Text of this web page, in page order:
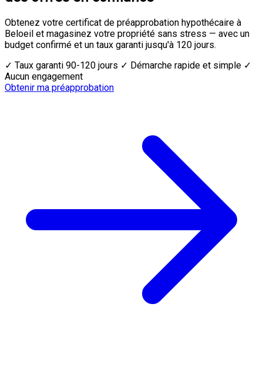
Obtenez votre certificat de préapprobation hypothécaire à
Beloeil et magasinez votre propriété sans stress — avec un
budget confirmé et un taux garanti jusqu'à 120 jours.
✓ Taux garanti 90-120 jours ✓ Démarche rapide et simple ✓
Aucun engagement
Obtenir ma préapprobation